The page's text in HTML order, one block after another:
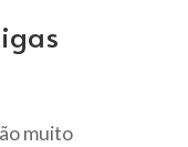
muito